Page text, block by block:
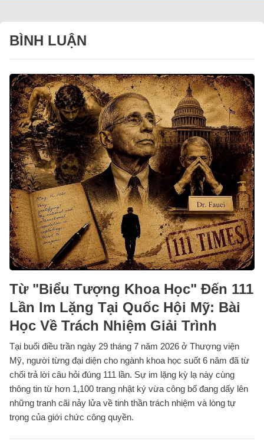
BÌNH LUẬN
Từ "Biểu Tượng Khoa Học" Đến 111
Lần Im Lặng Tại Quốc Hội Mỹ: Bài
Học Về Trách Nhiệm Giải Trình
Tại buổi điều trần ngày 29 tháng 7 năm 2026 ở Thượng viện
Mỹ, người từng đại diện cho ngành khoa học suốt 6 năm đã từ
chối trả lời câu hỏi đúng 111 lần. Sự im lặng kỳ lạ này cùng
thông tin từ hơn 1,100 trang nhật ký vừa công bố đang dấy lên
những tranh cãi nảy lửa về tinh thần trách nhiệm và lòng tự
trọng của giới chức công quyền.